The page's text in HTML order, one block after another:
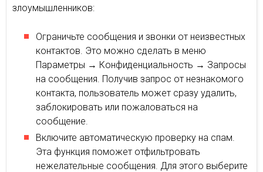
злоумышленников:
Ограничьте сообщения и звонки от неизвестных
контактов. Это можно сделать в меню
Параметры → Конфиденциальность → Запросы
на сообщения. Получив запрос от незнакомого
контакта, пользователь может сразу удалить,
заблокировать или пожаловаться на
сообщение.
Включите автоматическую проверку на спам.
Эта функция поможет отфильтровать
нежелательные сообщения. Для этого выберите